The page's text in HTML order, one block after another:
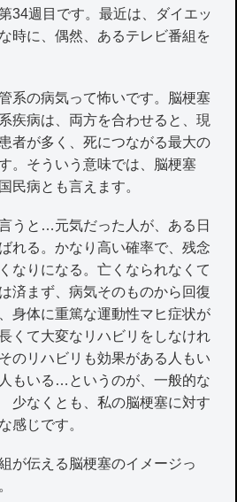
34週目です。最近は、ダイエッ
時に、偶然、あるテレビ番組を
系の病気って怖いです。脳梗塞
疾病は、両方を合わせると、現
者が多く、死につながる最大の
。そういう意味では、脳梗塞
民病とも言えます。
うと…元気だった人が、ある日
れる。かなり高い確率で、残念
なりになる。亡くなられなくて
済まず、病気そのものから回復
身体に重篤な運動性マヒ症状が
くて大変なリハビリをしなけれ
のリハビリも効果がある人もい
もいる…というのが、一般的な
少なくとも、私の脳梗塞に対す
感じです。
が伝える脳梗塞のイメージっ